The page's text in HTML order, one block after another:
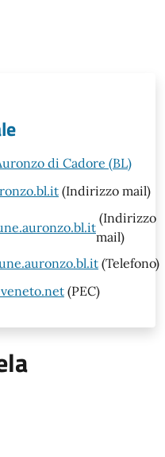
di Cadore (BL)
(Indirizzo mail)
(Indirizzo
mail)
(Telefono)
(PEC)